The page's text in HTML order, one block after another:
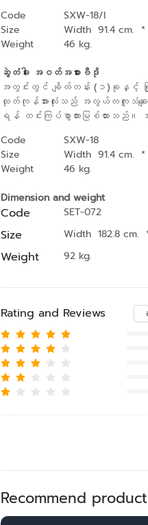
Code
SXW-18/I
Size
Width 91.4 cm. *
Weight
46 kg.
ဆွဲတံခါး အဝတ်အစားဗီဒို
အတွင်းတွင် ချိတ်တန်း (၁)ခုနှင့် ဖ
ထုတ်ကုန်အားလုံးသည် အလွယ်တကူသံခ
ရန် တင်းကြပ်စွာတားမြစ်ထားသ
Code
SXW-18
Size
Width 91.4 cm. *
Weight
46 kg.
Dimension and weight
Code SET-072
Size Width 182.8 cm.
Weight 92 kg.
Rating and Reviews
Recommend